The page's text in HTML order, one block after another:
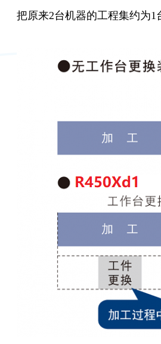
把原来2台机器的工程集约为